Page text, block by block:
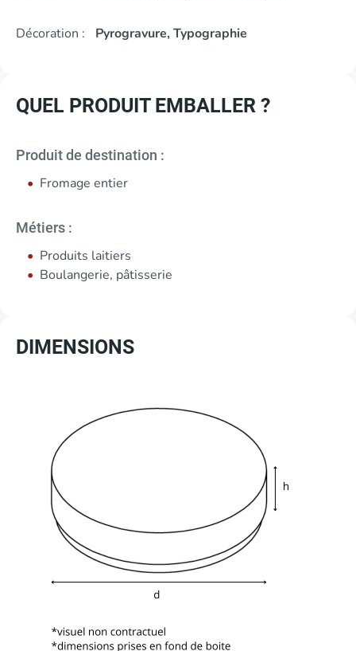
Décoration : Pyrogravure, Typographie
QUEL PRODUIT EMBALLER ?
Produit de destination :
Fromage entier
Métiers :
Produits laitiers
Boulangerie, pâtisserie
DIMENSIONS